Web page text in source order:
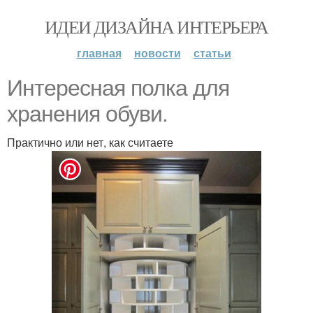
ИДЕИ ДИЗАЙНА ИНТЕРЬЕРА
главная новости статьи
Интересная полка для
хранения обуви.
Практично или нет, как считаете